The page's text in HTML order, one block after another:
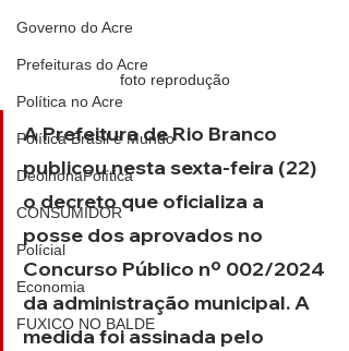
Governo do Acre
Prefeituras do Acre
Política no Acre
Política Brasil e Mundo
DeolhonaPolítica
CONSUMIDOR
Polícial
Economia
FUXICO NO BALDE
foto reprodução
A Prefeitura de Rio Branco
publicou nesta sexta-feira (22)
o decreto que oficializa a
posse dos aprovados no
Concurso Público nº 002/2024
da administração municipal. A
medida foi assinada pelo